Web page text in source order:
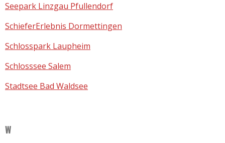
Seepark Linzgau Pfullendorf
SchieferErlebnis Dormettingen
Schlosspark Laupheim
Schlosssee Salem
Stadtsee Bad Waldsee
W